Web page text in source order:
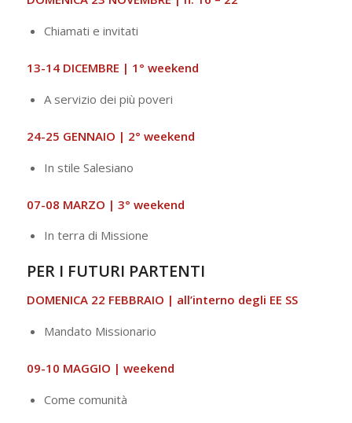
Chiamati e invitati
13-14 DICEMBRE | 1° weekend
A servizio dei più poveri
24-25 GENNAIO | 2° weekend
In stile Salesiano
07-08 MARZO | 3° weekend
In terra di Missione
PER I FUTURI PARTENTI
DOMENICA 22 FEBBRAIO | all’interno degli EE SS
Mandato Missionario
09-10 MAGGIO | weekend
Come comunità